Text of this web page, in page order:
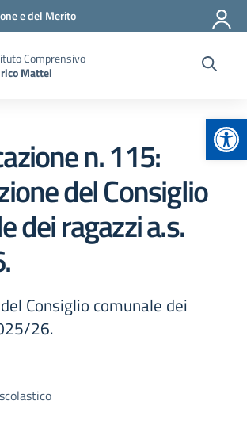
e del Merito
Comprensivo
Mattei
n. 115:
del Consiglio
dei ragazzi a.s.
Consiglio comunale dei
26.